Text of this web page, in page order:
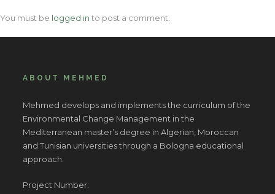
You must be logged in to post a comment.
ABOUT MEHMED
Mehmed develops and implements the curriculum of the
Environmental Change Management in the
Mediterranean master’s degree in Algerian, Moroccan
and Tunisian universities through a Bologna educational
approach.
Project Number: